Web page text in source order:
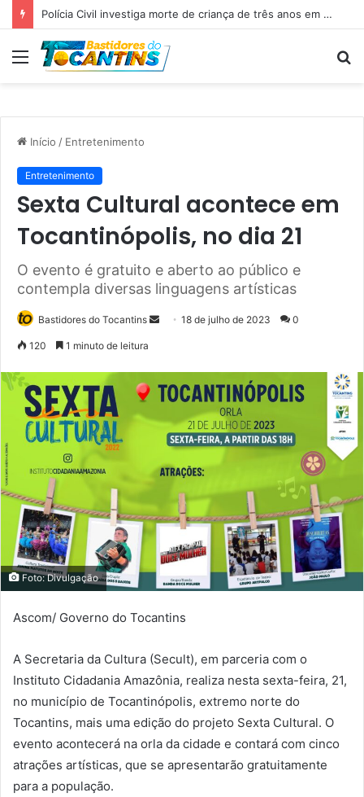
Polícia Civil investiga morte de criança de três anos em Palmas; pai é suspeito de agressão
Menu
Início / Entretenimento
Entretenimento
Sexta Cultural acontece em
Tocantinópolis, no dia 21
O evento é gratuito e aberto ao público e
contempla diversas linguagens artísticas
Bastidores do Tocantins
e
m
-
a
l
18 de julho de 2023 0
120 1 minuto de leitura
Foto: Divulgação
Ascom/ Governo do Tocantins
A Secretaria da Cultura (Secult), em parceria com o
Instituto Cidadania Amazônia, realiza nesta sexta-feira, 21,
no município de Tocantinópolis, extremo norte do
Tocantins, mais uma edição do projeto Sexta Cultural. O
evento acontecerá na orla da cidade e contará com cinco
atrações artísticas, que se apresentarão gratuitamente
para a população.